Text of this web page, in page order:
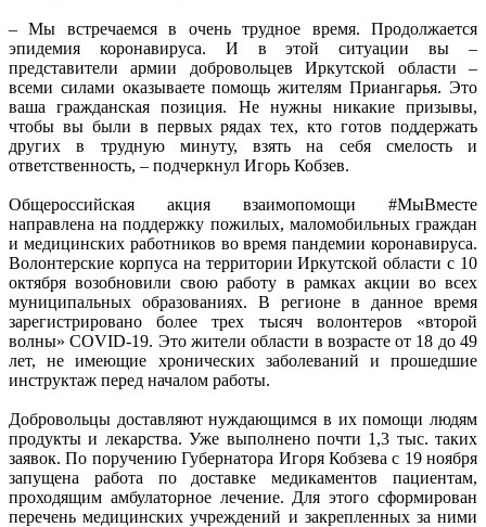
– Мы встречаемся в очень трудное время. Продолжается
эпидемия коронавируса. И в этой ситуации вы –
представители армии добровольцев Иркутской области –
всеми силами оказываете помощь жителям Приангарья. Это
ваша гражданская позиция. Не нужны никакие призывы,
чтобы вы были в первых рядах тех, кто готов поддержать
других в трудную минуту, взять на себя смелость и
ответственность, – подчеркнул Игорь Кобзев.
Общероссийская акция взаимопомощи #МыВместе
направлена на поддержку пожилых, маломобильных граждан
и медицинских работников во время пандемии коронавируса.
Волонтерские корпуса на территории Иркутской области с 10
октября возобновили свою работу в рамках акции во всех
муниципальных образованиях. В регионе в данное время
зарегистрировано более трех тысяч волонтеров «второй
волны» COVID-19. Это жители области в возрасте от 18 до 49
лет, не имеющие хронических заболеваний и прошедшие
инструктаж перед началом работы.
Добровольцы доставляют нуждающимся в их помощи людям
продукты и лекарства. Уже выполнено почти 1,3 тыс. таких
заявок. По поручению Губернатора Игоря Кобзева с 19 ноября
запущена работа по доставке медикаментов пациентам,
проходящим амбулаторное лечение. Для этого сформирован
перечень медицинских учреждений и закрепленных за ними